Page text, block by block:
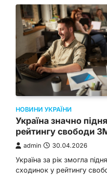
НОВИНИ УКРАЇНИ
Україна значно
рейтингу свободи
admin 30.04.2026
Україна за рік змогла
сходинок у рейтингу